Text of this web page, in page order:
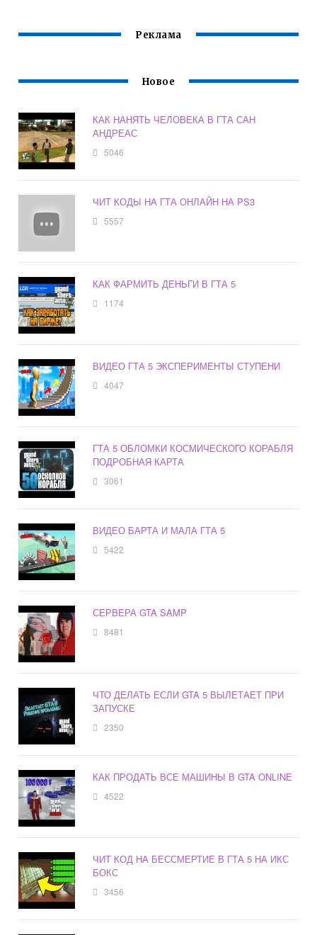
Реклама
Новое
КАК НАНЯТЬ ЧЕЛОВЕКА В ГТА САН
АНДРЕАС
5046
ЧИТ КОДЫ НА ГТА ОНЛАЙН НА PS3
5557
КАК ФАРМИТЬ ДЕНЬГИ В ГТА 5
1174
ВИДЕО ГТА 5 ЭКСПЕРИМЕНТЫ СТУПЕНИ
4047
ГТА 5 ОБЛОМКИ КОСМИЧЕСКОГО КОРАБЛЯ
ПОДРОБНАЯ КАРТА
3061
ВИДЕО БАРТА И МАЛА ГТА 5
5422
СЕРВЕРА GTA SAMP
8481
ЧТО ДЕЛАТЬ ЕСЛИ GTA 5 ВЫЛЕТАЕТ ПРИ
ЗАПУСКЕ
2350
КАК ПРОДАТЬ ВСЕ МАШИНЫ В GTA ONLINE
4522
ЧИТ КОД НА БЕССМЕРТИЕ В ГТА 5 НА ИКС
БОКС
3456